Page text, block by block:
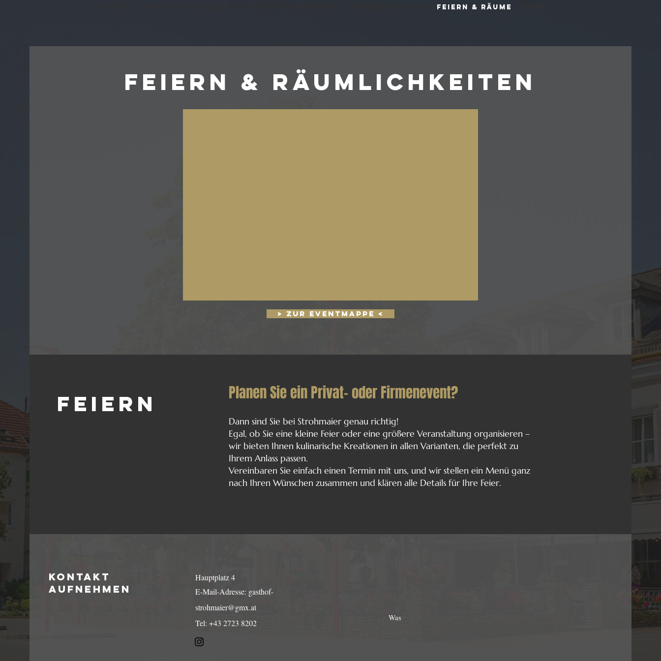
Feiern & Räume
Feiern & Räumlichkeiten
> Zur Eventmappe <
FEIERN Planen Sie ein Privat- oder Firmenevent?
Dann sind Sie bei Strohmaier genau richtig!
Egal, ob Sie eine kleine Feier oder eine größere Veranstaltung organisieren –
wir bieten Ihnen kulinarische Kreationen in allen Varianten, die perfekt zu
Ihrem Anlass passen.
Vereinbaren Sie einfach einen Termin mit uns, und wir stellen ein Menü ganz
nach Ihren Wünschen zusammen und klären alle Details für Ihre Feier.
Kontakt
aufnehmen
Hauptplatz 4
E-Mail-Adresse: gasthof-
strohmaier@gmx.at
Tel: +43 2723 8202
Was